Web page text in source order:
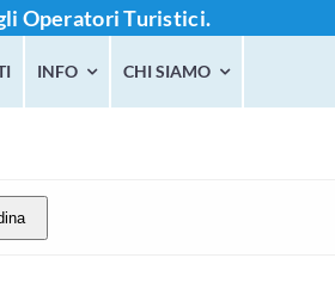
Operatori Turistici.
INFO CHI SIAMO